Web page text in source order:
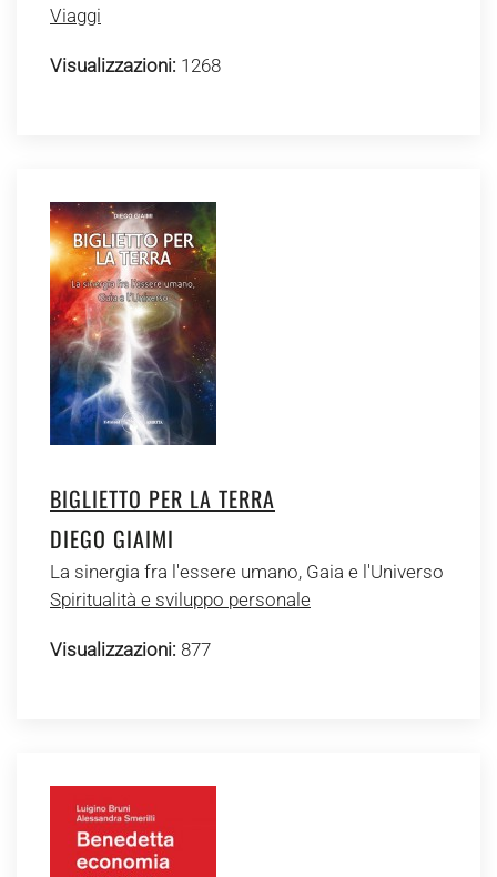
Viaggi
Visualizzazioni: 1268
BIGLIETTO PER LA TERRA
DIEGO GIAIMI
La sinergia fra l'essere umano, Gaia e l'Universo
Spiritualità e sviluppo personale
Visualizzazioni: 877